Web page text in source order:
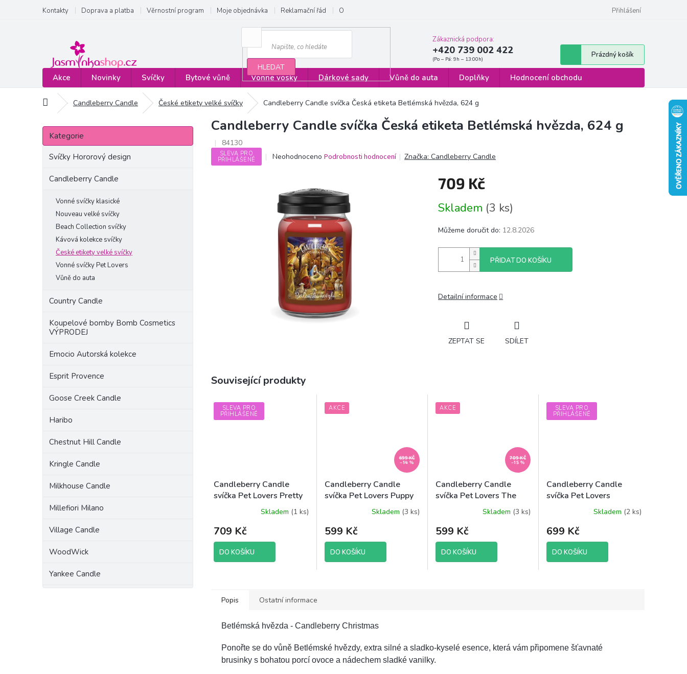
obsah
Kontakty Doprava a platba Věrnostní program Moje objednávka Reklamační řád Obchodní podmínky Formulář pro odstoupení od smlouvy
Přihlášení
HLEDAT
Zákaznická podpora:
+420 739 002 422
Nákupní
košík
Prázdný košík
Akce Novinky Svíčky Bytové vůně Vonné vosky Dárkové sady Vůně do auta Doplňky Hodnocení obchodu
Domů Candleberry Candle České etikety velké svíčky Candleberry Candle svíčka Česká etiketa Betlémská hvězda, 624 g
P
s
Přeskočit
kategorie
Kategorie
Svíčky Hororový design
Candleberry Candle
Vonné svíčky klasické
Nouveau velké svíčky
Beach Collection svíčky
Kávová kolekce svíčky
České etikety velké svíčky
Vonné svíčky Pet Lovers
Vůně do auta
Country Candle
Koupelové bomby Bomb Cosmetics
VÝPRODEJ
Emocio Autorská kolekce
Esprit Provence
Goose Creek Candle
Haribo
Chestnut Hill Candle
Kringle Candle
Milkhouse Candle
Millefiori Milano
Village Candle
WoodWick
Yankee Candle
Candleberry Candle svíčka Česká etiketa Betlémská hvězda, 624 g
84130
SLEVA PRO
PŘIHLÁŠENÉ
Průměrné
0,0
hvězdiček.
Neohodnoceno Podrobnosti hodnocení Značka:Candleberry Candle
709 Kč
cena:
Skladem (3 ks)
Můžeme doručit do: 12.8.2026
PŘIDAT DO KOŠÍKU
Detailní informace
ZEPTAT SE SDÍLET
Související produkty
SLEVA PRO
PŘIHLÁŠENÉ
Candleberry Candle
svíčka Pet Lovers Pretty
Purrfect, 624 gSkladem (1 ks)
709 Kč
DO KOŠÍKU
AKCE
699 KČ
–14 %
Candleberry Candle
svíčka Pet Lovers Puppy
Kisses, 624 gSkladem (3 ks)
599 Kč
DO KOŠÍKU
AKCE
709 KČ
–15 %
Candleberry Candle
svíčka Pet Lovers The
Cat´s Meow, 624 g
Skladem (3 ks)
599 Kč
DO KOŠÍKU
SLEVA PRO
PŘIHLÁŠENÉ
Candleberry Candle
svíčka Pet Lovers
Bulldog Bliss, 624 g
Skladem (2 ks)
699 Kč
DO KOŠÍKU
Popis Ostatní informace
Betlémská hvězda - Candleberry Christmas
Ponořte se do vůně Betlémské hvězdy, extra silné a sladko-kyselé esence, která vám připomene šťavnaté
brusinky s bohatou porcí ovoce a nádechem sladké vanilky.